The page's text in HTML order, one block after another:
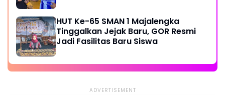
HUT Ke-65 SMAN 1 Majalengka
Tinggalkan Jejak Baru, GOR Resmi
Jadi Fasilitas Baru Siswa
ADVERTISEMENT